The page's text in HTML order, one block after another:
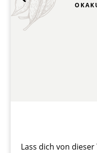
Lass dich von